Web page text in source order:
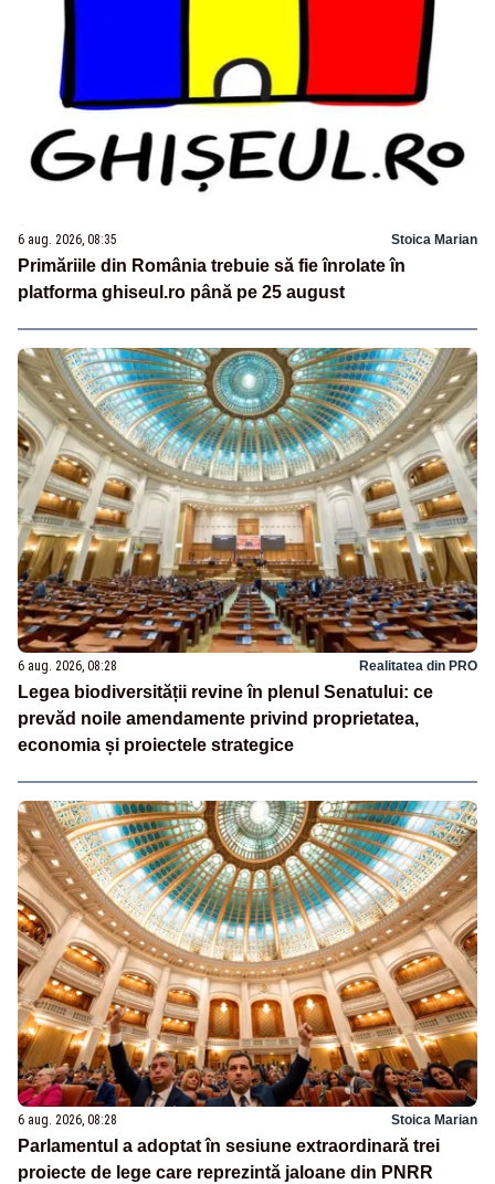
6 aug. 2026, 08:35 Stoica Marian
Primăriile din România trebuie să fie înrolate în
platforma ghiseul.ro până pe 25 august
6 aug. 2026, 08:28 Realitatea din PRO
Legea biodiversității revine în plenul Senatului: ce
prevăd noile amendamente privind proprietatea,
economia și proiectele strategice
6 aug. 2026, 08:28 Stoica Marian
Parlamentul a adoptat în sesiune extraordinară trei
proiecte de lege care reprezintă jaloane din PNRR